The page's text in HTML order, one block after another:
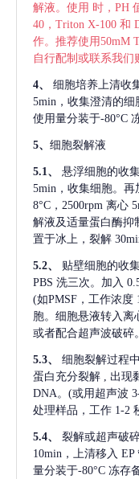
解液。使用 时，PH
40，Triton X-100 和
作。推荐使用50mM
自行配制或联系我们
4、 细胞培养上清收
5min，收集澄清的
使用量分装于-80°C
5、 细胞裂解液
5.1、 悬浮细胞的收
5min，收集细胞。再
8°C，2500rpm 离心
解液及适量蛋白酶抑
置于冰上，裂解
5.2、
贴壁细胞的收
PBS 洗三次。加入
(如PMSF，工作浓度
胞。细胞悬液转入离
或者配合超声波破碎。
5.3、
细胞裂解过程
蛋白充分裂解
, 出
DNA。(或用超声波
处理样品，工作 1-2
5.4、 裂解或超声破
10min，上清移入
量分装于-80°C 冻存